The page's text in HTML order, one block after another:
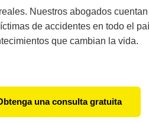
Nuestros abogados
de accidentes en todo el
que cambian la vida.
una consulta gratuita